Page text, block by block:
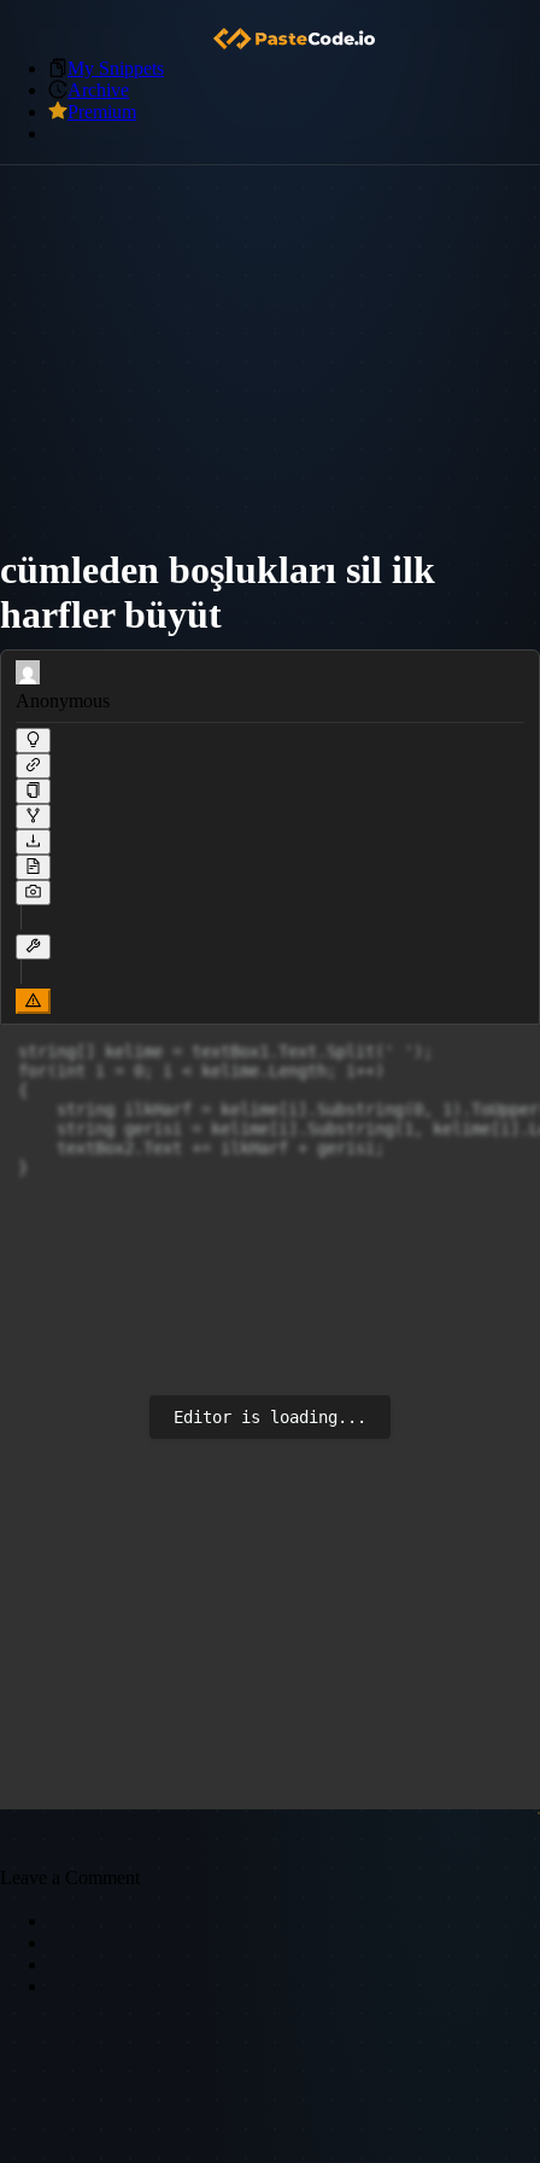
My Snippets
Archive
Premium
cümleden boşlukları sil ilk
harfler büyüt
Anonymous
string[] kelime = textBox1.Text.Split(' ');
for(int i = 0; i < kelime.Length; i++)
string ilkHarf = kelime[i].Substring(0,
string gerisi = kelime[i].Substring(1,
    textBox2.Text += ilkHarf + gerisi;
Editor is loading...